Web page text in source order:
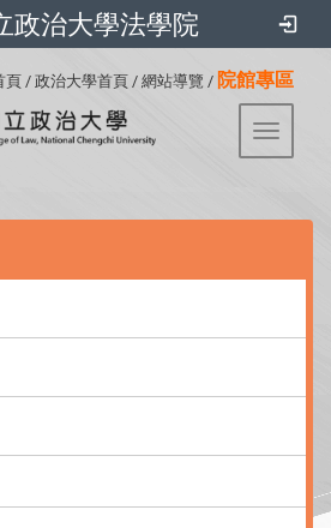
政治大學法學院
頁 / 政治大學首頁 / 網站導覽 / 院館專區
Toggle